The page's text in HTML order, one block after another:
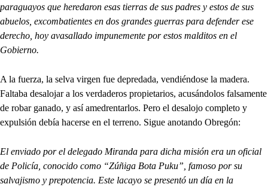
paraguayos que heredaron esas tierras de sus padres y estos de sus
abuelos, excombatientes en dos grandes guerras para defender ese
derecho, hoy avasallado impunemente por estos malditos en el
Gobierno.
A la fuerza, la selva virgen fue depredada, vendiéndose la madera.
Faltaba desalojar a los verdaderos propietarios, acusándolos falsamente
de robar ganado, y así amedrentarlos. Pero el desalojo completo y
expulsión debía hacerse en el terreno. Sigue anotando Obregón:
El enviado por el delegado Miranda para dicha misión era un oficial
de Policía, conocido como “Zúñiga Bota Puku”, famoso por su
salvajismo y prepotencia. Este lacayo se presentó un día en la